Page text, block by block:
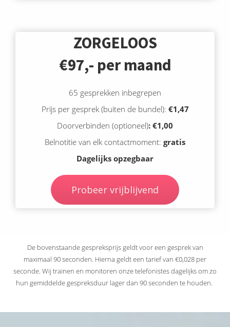
ZORGELOOS
€97,- per maand
65 gesprekken inbegrepen
Prijs per gesprek (buiten de bundel): €1,47
Doorverbinden (optioneel): €1,00
Belnotitie van elk contactmoment: gratis
Dagelijks opzegbaar
Probeer vrijblijvend
De bovenstaande gespreksprijs geldt voor een gesprek van
maximaal 90 seconden. Hierna geldt een tarief van €0,028 per
seconde. Wij trainen en monitoren onze telefonistes dagelijks om zo
hun gemiddelde gespreksduur lager dan 90 seconden te houden.